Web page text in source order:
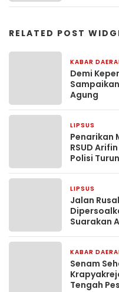
RELATED POST
KABAR
Demi
Agung
LIPSUS
Penarikan
RSUD
Polisi
LIPSUS
Jalan
Suarakan
KABAR
Senam
Tengah